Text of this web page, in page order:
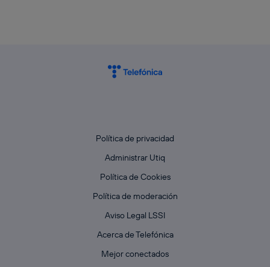
Política de privacidad
Administrar Utiq
Política de Cookies
Política de moderación
Aviso Legal LSSI
Acerca de Telefónica
Mejor conectados